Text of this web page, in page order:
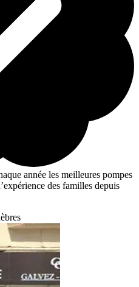
année les meilleures pompes
des familles depuis